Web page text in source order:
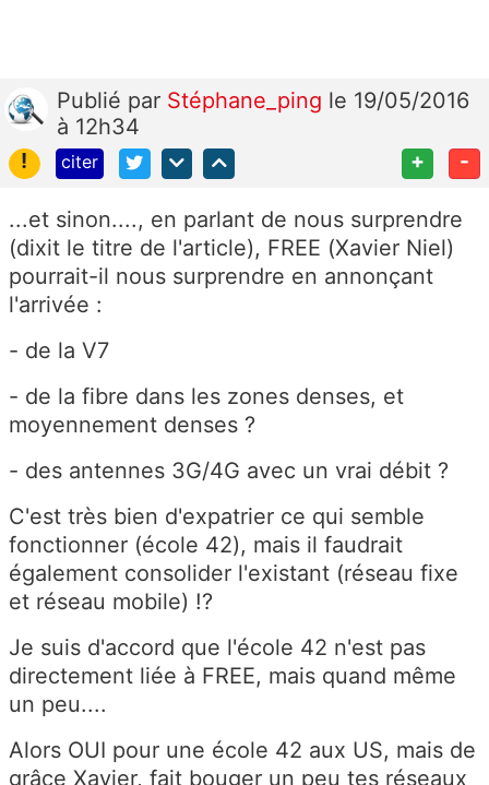
Publié par Stéphane_ping le 19/05/2016
à 12h34
!
citer + -
...et sinon...., en parlant de nous surprendre
(dixit le titre de l'article), FREE (Xavier Niel)
pourrait-il nous surprendre en annonçant
l'arrivée :
- de la V7
- de la fibre dans les zones denses, et
moyennement denses ?
- des antennes 3G/4G avec un vrai débit ?
C'est très bien d'expatrier ce qui semble
fonctionner (école 42), mais il faudrait
également consolider l'existant (réseau fixe
et réseau mobile) !?
Je suis d'accord que l'école 42 n'est pas
directement liée à FREE, mais quand même
un peu....
Alors OUI pour une école 42 aux US, mais de
grâce Xavier, fait bouger un peu tes réseaux